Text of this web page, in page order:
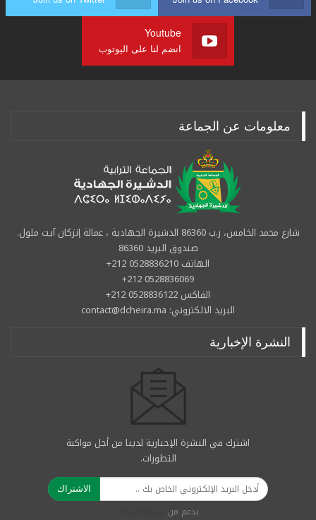
Youtube
انضم لنا على اليوتوب
معلومات عن الجماعة
شارع محمد الخامس، ر.ب 86360 الدشيرة الجهادية ، عمالة إنزكان آيت ملول.
صندوق البريد 86360
الهاتف 0528836210 212+
0528836069 212+
الفاكس 0528836122 212+
البريد الالكتروني: contact@dcheira.ma
النشرة الإخبارية
اشترك في النشرة الإخبارية لدينا من أجل مواكبة
التطورات.
الاشتراك
بدعم من